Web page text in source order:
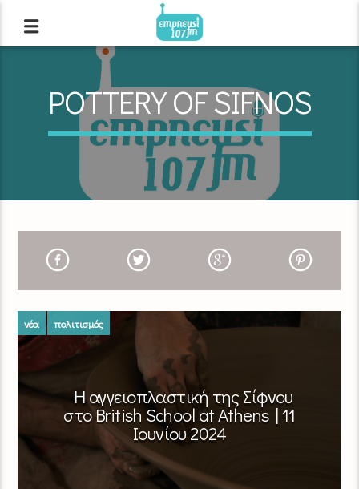
POTTERY OF SIFNOS
νέα πολιτισμός
Η αγγειοπλαστική της Σίφνου
στο British School at Athens | 11
Ιουνίου 2024